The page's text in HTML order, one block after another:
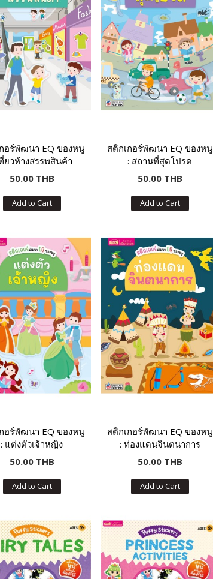
อร์พัฒนา EQ ของหนู
ยวห้างสรรพสินค้า
50.00 THB
Add to Cart
สติกเกอร์พัฒนา EQ ของหนู
: สถานที่สุดโปรด
50.00 THB
Add to Cart
อร์พัฒนา EQ ของหนู
: แต่งตัวเจ้าหญิง
50.00 THB
Add to Cart
สติกเกอร์พัฒนา EQ ของหนู
: ท่องแดนจินตนาการ
50.00 THB
Add to Cart